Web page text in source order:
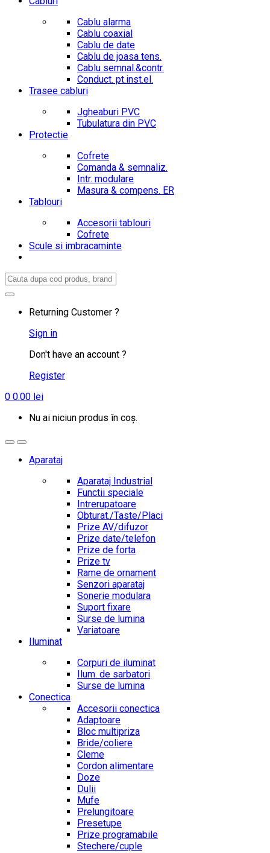
Cablu alarma
Cablu coaxial
Cablu de date
Cablu de joasa tens.
Cablu semnal.&contr.
Conduct. pt.inst.el.
Trasee cabluri
Jgheaburi PVC
Tubulatura din PVC
Protectie
Cofrete
Comanda & semnaliz.
Intr. modulare
Masura & compens. ER
Tablouri
Accesorii tablouri
Cofrete
Scule si imbracaminte
Search
Returning Customer ?
Sign in
Don't have an account ?
Register
0 0.00 lei
Nu ai niciun produs în coș.
Aparataj
Aparataj Industrial
Functii speciale
Intrerupatoare
Obturat./Taste/Placi
Prize AV/difuzor
Prize date/telefon
Prize de forta
Prize tv
Rame de ornament
Senzori aparataj
Sonerie modulara
Suport fixare
Surse de lumina
Variatoare
Iluminat
Corpuri de iluminat
Ilum. de sarbatori
Surse de lumina
Conectica
Accesorii conectica
Adaptoare
Bloc multipriza
Bride/coliere
Cleme
Cordon alimentare
Doze
Dulii
Mufe
Prelungitoare
Presetupe
Prize programabile
Stechere/cuple